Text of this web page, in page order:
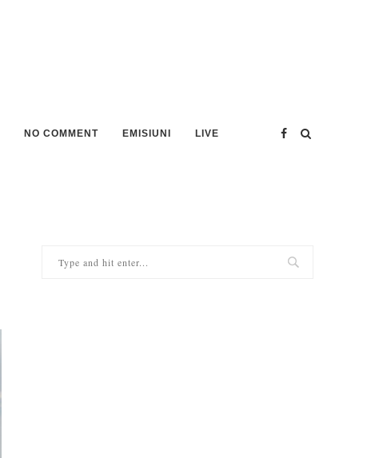
NO COMMENT EMISIUNI LIVE